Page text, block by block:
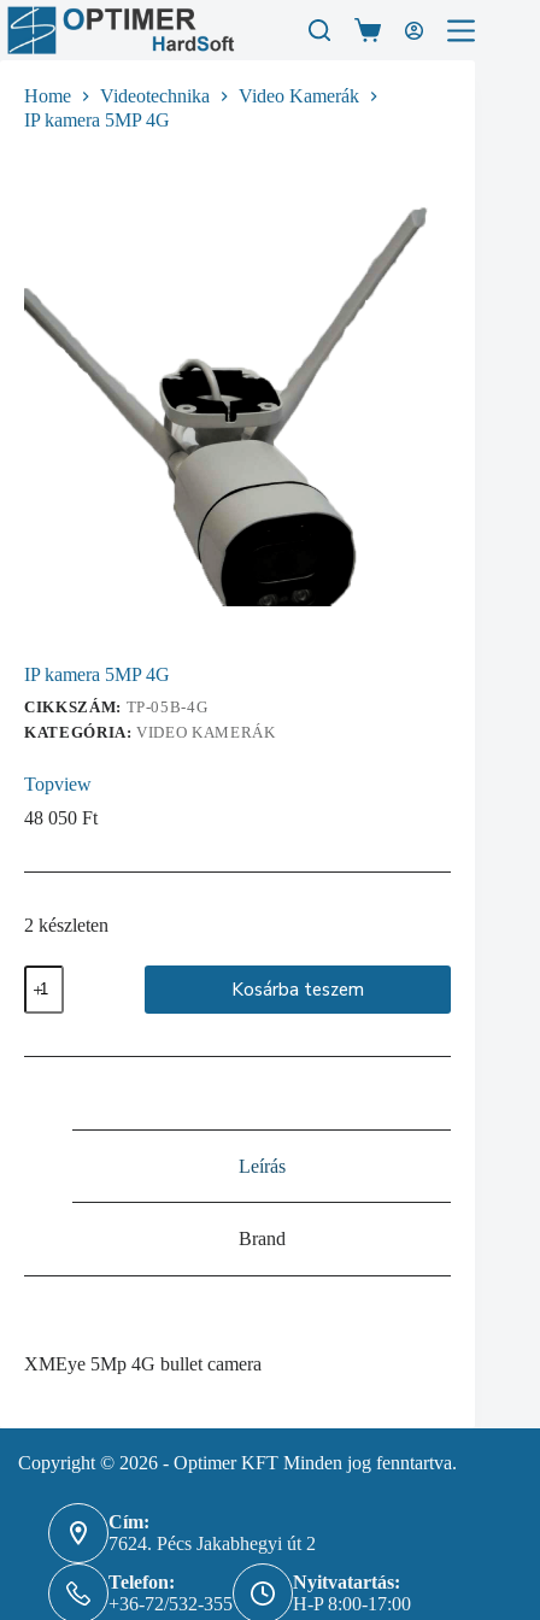
Skip
to
content
Shopping
Home
Videotechnika
Video Kamerák
IP kamera 5MP 4G
IP kamera 5MP 4G
CIKKSZÁM: TP-05B-4G
KATEGÓRIA:VIDEO KAMERÁK
Topview
48 050 Ft
2 készleten
IP
kamera
5MP
mennyiség
Kosárba teszem
Leírás
Brand
XMEye 5Mp 4G bullet camera
Copyright © 2026 - Optimer KFT Minden jog fenntartva.
Cím:
7624. Pécs Jakabhegyi út 2
Telefon:
+36-72/532-355
Nyitvatartás:
H-P 8:00-17:00